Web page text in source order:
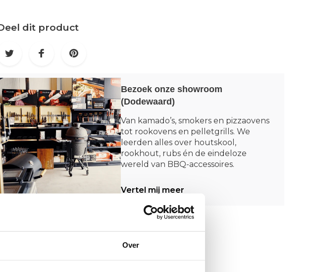
Over
dit product
Bezoek onze showroom
(Dodewaard)
Van kamado’s, smokers en pizzaovens
tot rookovens en pelletgrills. We
leerden alles over houtskool,
rookhout, rubs én de eindeloze
wereld van BBQ-accessoires.
Vertel mij meer